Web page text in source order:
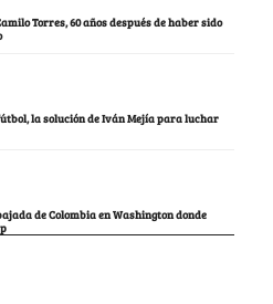
Torres, 60 años después de haber sido
la solución de Iván Mejía para luchar
de Colombia en Washington donde